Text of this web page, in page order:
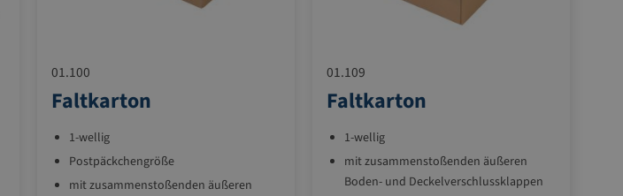
01.100
Faltkarton
1-wellig
Postpäckchengröße
mit zusammenstoßenden äußeren
01.109
Faltkarton
1-wellig
mit zusammenstoßenden äußeren
Boden- und Deckelverschlussklappen